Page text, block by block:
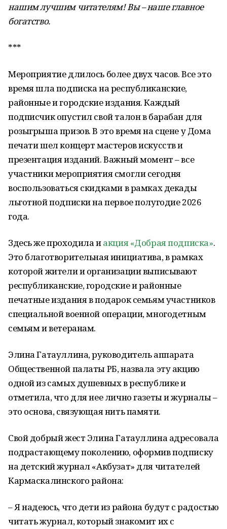
нашим лучшим читателям! Вы – наше главное
богатство.
***
Мероприятие длилось более двух часов. Все это
время шла подписка на республиканские,
районные и городские издания. Каждый
подписчик опустил свой талон в барабан для
розыгрыша призов. В это время на сцене у Дома
печати шел концерт мастеров искусств и
презентация изданий. Важный момент – все
участники мероприятия смогли сегодня
воспользоваться скидками в рамках декады
льготной подписки на первое полугодие 2026
года.
Здесь же проходила иакция «Добрая подписка».
Это благотворительная инициатива, в рамках
которой жители и организации выписывают
республиканские, городские и районные
печатные издания в подарок семьям участников
специальной военной операции, многодетным
семьям и ветеранам.
Элина Гатауллина, руководитель аппарата
Общественной палаты РБ, назвала эту акцию
одной из самых душевных в республике и
отметила, что для нее лично газеты и журналы –
это основа, связующая нить памяти.
Свой добрый жест Элина Гатауллина адресовала
подрастающему поколению, оформив подписку
на детский журнал «Акбузат» для читателей
Кармаскалинского района:
– Я надеюсь, что дети из района будут с радостью
читать журнал, который знакомит их с